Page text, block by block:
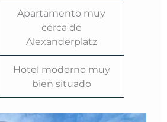
Apartamento muy
cerca de
Alexanderplatz
Hotel moderno muy
bien situado